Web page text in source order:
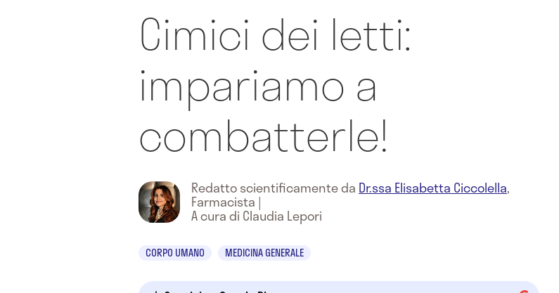
Cimici dei letti:
impariamo a
combatterle!
Redatto scientificamente da Dr.ssa Elisabetta Ciccolella,
Farmacista |
A cura di Claudia Lepori
CORPO UMANO MEDICINA GENERALE